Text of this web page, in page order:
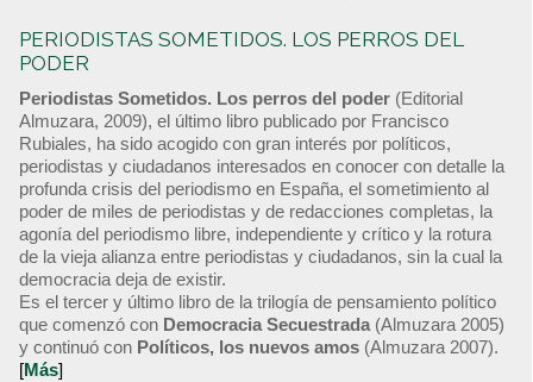
PERIODISTAS SOMETIDOS. LOS PERROS DEL
PODER
Periodistas Sometidos. Los perros del poder (Editorial
Almuzara, 2009), el último libro publicado por Francisco
Rubiales, ha sido acogido con gran interés por políticos,
periodistas y ciudadanos interesados en conocer con detalle la
profunda crisis del periodismo en España, el sometimiento al
poder de miles de periodistas y de redacciones completas, la
agonía del periodismo libre, independiente y crítico y la rotura
de la vieja alianza entre periodistas y ciudadanos, sin la cual la
democracia deja de existir.
Es el tercer y último libro de la trilogía de pensamiento político
que comenzó con Democracia Secuestrada (Almuzara 2005)
y continuó con Políticos, los nuevos amos (Almuzara 2007).
[Más]